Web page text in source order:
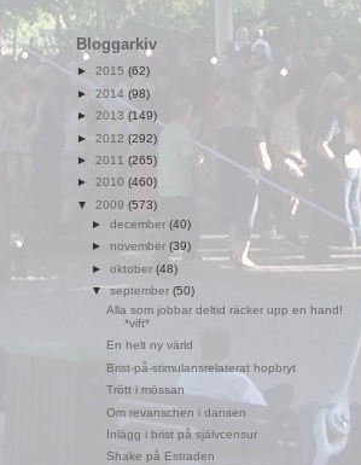
Bloggarkiv
► 2015 (62)
► 2014 (98)
► 2013 (149)
► 2012 (292)
► 2011 (265)
► 2010 (460)
▼ 2009 (573)
► december (40)
► november (39)
► oktober (48)
▼september (50)
Alla som jobbar deltid räcker upp en hand!
*vift*
En helt ny värld
Brist-på-stimulansrelaterat hopbryt
Trött i mössan
Om revanschen i dansen
Inlägg i brist på självcensur
Shake på Estraden